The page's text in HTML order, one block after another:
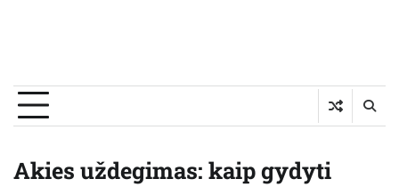
Akies uždegimas: kaip gydyti